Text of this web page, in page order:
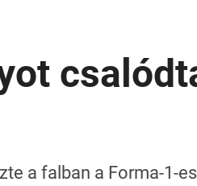
a falban a Forma-1-